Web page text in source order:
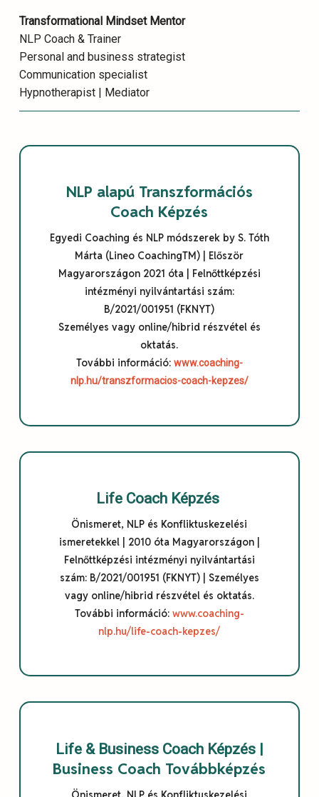
Transformational Mindset Mentor
NLP Coach & Trainer
Personal and business strategist
Communication specialist
Hypnotherapist | Mediator
NLP alapú Transzformációs
Coach Képzés
Egyedi Coaching és NLP módszerek by S. Tóth
Márta (Lineo CoachingTM) | Először
Magyarországon 2021 óta | Felnőttképzési
intézményi nyilvántartási szám:
B/2021/001951 (FKNYT)
Személyes vagy online/hibrid részvétel és
oktatás.
További információ: www.coaching-
nlp.hu/transzformacios-coach-kepzes/
Life Coach Képzés
Önismeret, NLP és Konfliktuskezelési
ismeretekkel | 2010 óta Magyarországon |
Felnőttképzési intézményi nyilvántartási
szám: B/2021/001951 (FKNYT) | Személyes
vagy online/hibrid részvétel és oktatás.
További információ: www.coaching-
nlp.hu/life-coach-kepzes/
Life & Business Coach Képzés |
Business Coach Továbbképzés